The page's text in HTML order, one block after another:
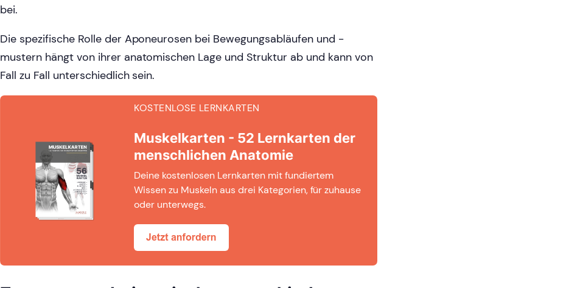
bei.
Die spezifische Rolle der Aponeurosen bei Bewegungsabläufen und -
mustern hängt von ihrer anatomischen Lage und Struktur ab und kann von
Fall zu Fall unterschiedlich sein.
KOSTENLOSE LERNKARTEN
Muskelkarten - 52 Lernkarten der
menschlichen Anatomie
Deine kostenlosen Lernkarten mit fundiertem
Wissen zu Muskeln aus drei Kategorien, für zuhause
oder unterwegs.